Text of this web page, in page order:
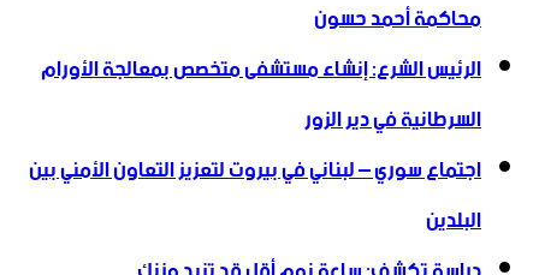
محاكمة أحمد حسون
الرئيس الشرع: إنشاء ‌‏مستشفى متخصص بمعالجة الأورام
السرطانية في دير الزور
اجتماع سوري – لبناني في بيروت لتعزيز التعاون ‏الأمني ‏بين
البلدين